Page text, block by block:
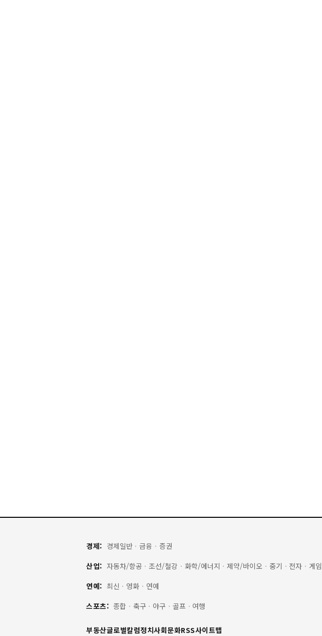
경제: 경제일반 · 금융 · 증권
산업: 자동차/항공 · 조선/철강 · 화학/에너지 · 제약/바이오 · 중기 · 전자 · 게임
연예: 최신 · 영화 · 연예
스포츠: 종합 · 축구 · 야구 · 골프 · 여행
부동산글로벌칼럼정치사회문화RSS사이트맵